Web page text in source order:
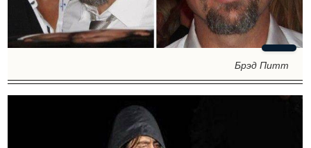
Брэд Питт